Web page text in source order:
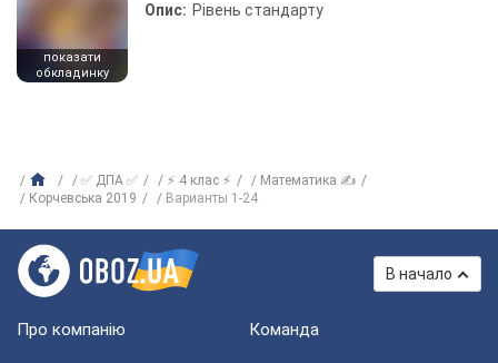
показати
обкладинку
Опис: Рівень стандарту
✅ ДПА ✅ ⚡ 4 клас ⚡
Математика ✍
Корчевська 2019
Варианты 1-24
В начало
Про компанію Команда